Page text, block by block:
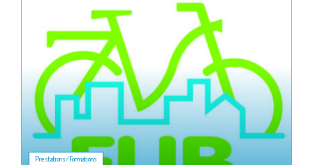
Prestations/Formations